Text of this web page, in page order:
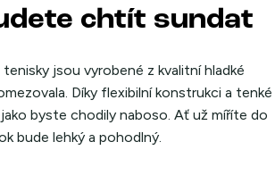
chtít sundat
jsou vyrobené z kvalitní hladké
Díky flexibilní konstrukci a tenké
byste chodily naboso. Ať už míříte do
bude lehký a pohodlný.